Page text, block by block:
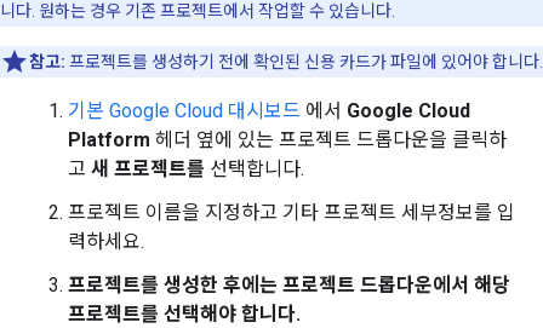
니다. 원하는 경우 기존 프로젝트에서 작업할 수 있습니다.
참고: 프로젝트를 생성하기 전에 확인된 신용 카드가 파일에 있어야 합니다.
기본 Google Cloud 대시보드 에서 Google Cloud
Platform 헤더 옆에 있는 프로젝트 드롭다운을 클릭하
고 새 프로젝트를 선택합니다.
프로젝트 이름을 지정하고 기타 프로젝트 세부정보를 입
력하세요.
프로젝트를 생성한 후에는 프로젝트 드롭다운에서 해당
프로젝트를 선택해야 합니다.